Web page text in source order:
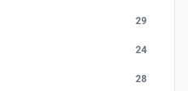
29
24
28